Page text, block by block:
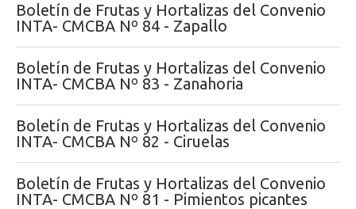
Boletín de Frutas y Hortalizas del Convenio
INTA- CMCBA Nº 84 - Zapallo
Boletín de Frutas y Hortalizas del Convenio
INTA- CMCBA Nº 83 - Zanahoria
Boletín de Frutas y Hortalizas del Convenio
INTA- CMCBA Nº 82 - Ciruelas
Boletín de Frutas y Hortalizas del Convenio
INTA- CMCBA Nº 81 - Pimientos picantes